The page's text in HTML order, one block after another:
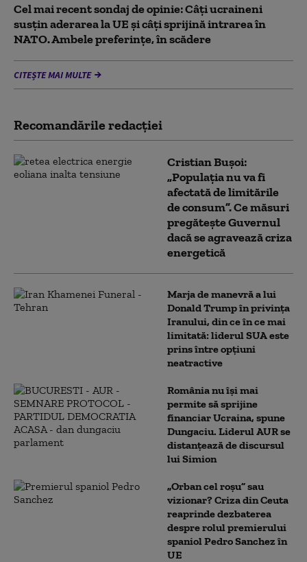
Cel mai recent sondaj de opinie: Câți ucraineni
susțin aderarea la UE și câți sprijină intrarea în
NATO. Ambele preferințe, în scădere
CITEȘTE MAI MULTE
Recomandările redacţiei
Cristian Bușoi:
„Populația nu va fi
afectată de limitările
de consum”. Ce măsuri
pregătește Guvernul
dacă se agravează criza
energetică
Marja de manevră a lui
Donald Trump în privința
Iranului, din ce în ce mai
limitată: liderul SUA este
prins între opțiuni
neatractive
România nu își mai
permite să sprijine
financiar Ucraina, spune
Dungaciu. Liderul AUR se
distanțează de discursul
lui Simion
„Orban cel roșu” sau
vizionar? Criza din Ceuta
reaprinde dezbaterea
despre rolul premierului
spaniol Pedro Sanchez în
UE